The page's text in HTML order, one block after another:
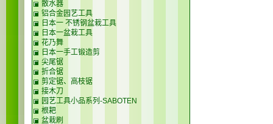
散水器
铝合金园艺工具
日本一 不锈钢盆栽工具
日本一盆栽工具
花乃舞
日本一手工锻造剪
尖尾锯
折合锯
剪定锯、高枝锯
接木刀
园艺工具小品系列-SABOTEN
根耙
盆栽刷